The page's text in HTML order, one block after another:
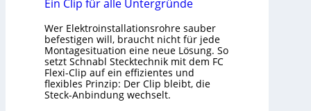
d
a
r
f
s
g
Ein Clip für alle Untergründe
Wer Elektroinstallationsrohre sauber
befestigen will, braucht nicht für jede
Montagesituation eine neue Lösung. So
setzt Schnabl Stecktechnik mit dem FC
Flexi-Clip auf ein effizientes und
flexibles Prinzip: Der Clip bleibt, die
Steck-Anbindung wechselt.